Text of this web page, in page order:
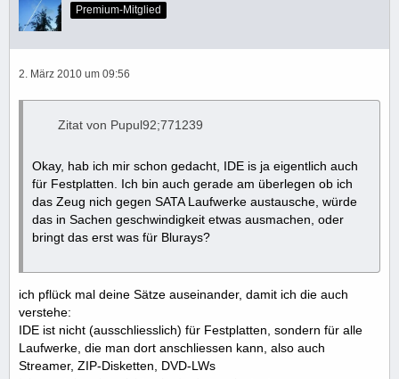
Premium-Mitglied
2. März 2010 um 09:56
Zitat von Pupul92;771239
Okay, hab ich mir schon gedacht, IDE is ja eigentlich auch
für Festplatten. Ich bin auch gerade am überlegen ob ich
das Zeug nich gegen SATA Laufwerke austausche, würde
das in Sachen geschwindigkeit etwas ausmachen, oder
bringt das erst was für Blurays?
ich pflück mal deine Sätze auseinander, damit ich die auch
verstehe:
IDE ist nicht (ausschliesslich) für Festplatten, sondern für alle
Laufwerke, die man dort anschliessen kann, also auch
Streamer, ZIP-Disketten, DVD-LWs